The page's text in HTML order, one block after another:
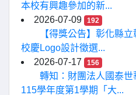
本校有興趣參加的新...
2026-07-09
192
【得獎公告】彰化縣
校慶Logo設計徵選...
2026-07-17
156
轉知：財團法人國泰
115學年度第1學期「大...